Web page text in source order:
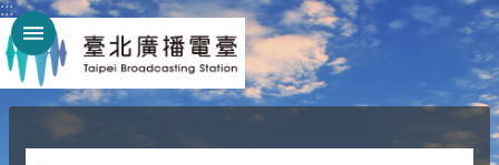
跳到主要內容區塊
:::